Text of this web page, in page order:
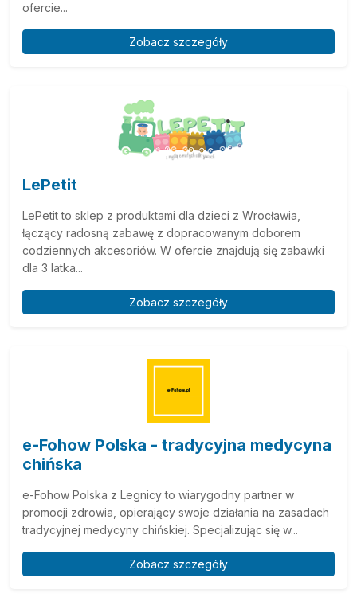
ofercie...
Zobacz szczegóły
LePetit
LePetit to sklep z produktami dla dzieci z Wrocławia,
łączący radosną zabawę z dopracowanym doborem
codziennych akcesoriów. W ofercie znajdują się zabawki
dla 3 latka...
Zobacz szczegóły
e-Fohow Polska - tradycyjna medycyna
chińska
e-Fohow Polska z Legnicy to wiarygodny partner w
promocji zdrowia, opierający swoje działania na zasadach
tradycyjnej medycyny chińskiej. Specjalizując się w...
Zobacz szczegóły